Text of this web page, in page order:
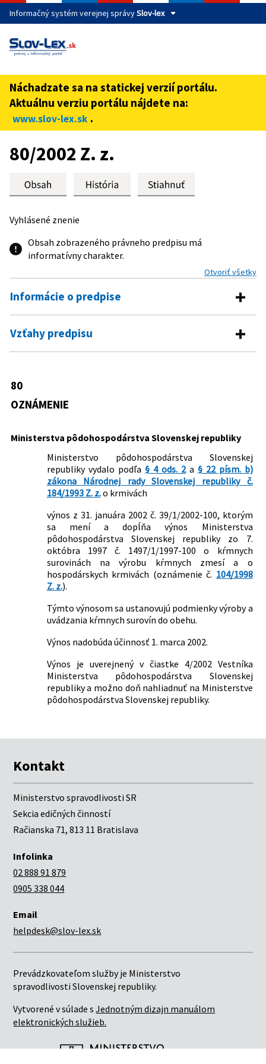
Informačný systém verejnej správySlov-lex
Táto stránka je zabezpečená
cez zabezpečenú webovú stránku verejnej správy SR.
Zabezpečená stránka vždy začína https:// pred názvom
domény webového sídla.
Náchadzate sa na statickej verzií portálu.
Aktuálnu verziu portálu nájdete na:
www.slov-lex.sk .
Preskoč na obsah
80/2002 Z. z.
Vyhlásené znenie
Obsah zobrazeného právneho predpisu má
informatívny charakter.
Otvoriť všetky
Informácie o predpise
Číslo predpisu:
80/2002 Z. z.
októbra 1997 č. 1497/1/1997-100 o kŕmnych
Oznámenie
Dátum vyhlásenia: 27.02.2002
Ministerstvo pôdohospodárstva Slovenskej republiky
Potravinárstvo
Nachádza sa v čiastke: 34/2002
Vzťahy predpisu
80
OZNÁMENIE
Ministerstva pôdohospodárstva Slovenskej republiky
Ministerstvo pôdohospodárstva Slovenskej
republiky vydalo podľa § 4 ods. 2a § 22 písm. b)
zákona Národnej rady Slovenskej republiky č.
184/1993 Z. z.o krmivách
výnos z 31. januára 2002 č. 39/1/2002-100, ktorým
sa mení a dopĺňa výnos Ministerstva
pôdohospodárstva Slovenskej republiky zo 7.
októbra 1997 č. 1497/1/1997-100 o kŕmnych
surovinách na výrobu kŕmnych zmesí a o
hospodárskych krmivách (oznámenie č. 104/1998
Z. z.).
Týmto výnosom sa ustanovujú podmienky výroby a
uvádzania kŕmnych surovín do obehu.
Výnos nadobúda účinnosť 1. marca 2002.
Výnos je uverejnený v čiastke 4/2002 Vestníka
Ministerstva pôdohospodárstva Slovenskej
republiky a možno doň nahliadnuť na Ministerstve
pôdohospodárstva Slovenskej republiky.
Kontakt
Ministerstvo spravodlivosti SR
Sekcia edičných činností
Račianska 71, 813 11 Bratislava
Infolinka
02 888 91 879
0905 338 044
Email
helpdesk@slov-lex.sk
Prevádzkovateľom služby je Ministerstvo
spravodlivosti Slovenskej republiky.
Vytvorené v súlade sJednotným dizajn manuálom
elektronických služieb.